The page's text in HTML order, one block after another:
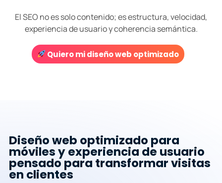
El SEO no es solo contenido; es estructura, velocidad,
experiencia de usuario y coherencia semántica.
Quiero mi diseño web optimizado
Diseño web optimizado para
móviles y experiencia de usuario
pensado para transformar visitas
en clientes